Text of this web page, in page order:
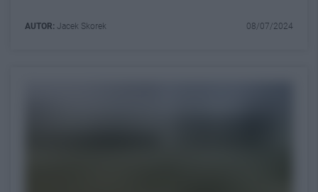
AUTOR: Jacek Skorek 08/07/2024